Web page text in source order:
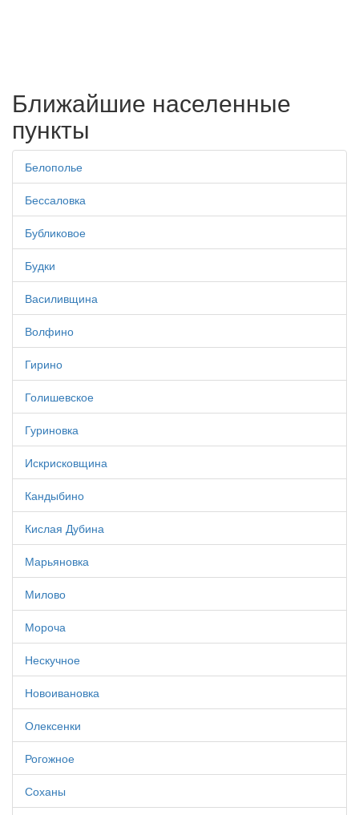
Ближайшие населенные
пункты
Белополье
Бессаловка
Бубликовое
Будки
Василивщина
Волфино
Гирино
Голишевское
Гуриновка
Искрисковщина
Кандыбино
Кислая Дубина
Марьяновка
Милово
Мороча
Нескучное
Новоивановка
Олексенки
Рогожное
Соханы